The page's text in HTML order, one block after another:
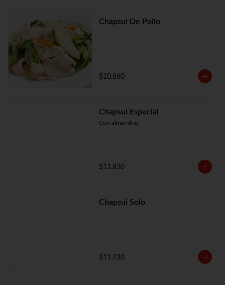
Chapsui De Pollo
$10.860
Chapsui Especial
Con almendras
$11.830
Chapsui Solo
$11.730